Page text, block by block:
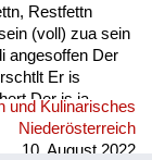
Restfettn
(voll) zua sein
angesoffen Der
Er is
Der is ja
wie ein
sein
und Kulinarisches
Niederösterreich
10. August 2022